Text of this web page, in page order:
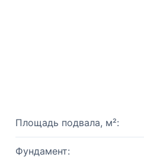
Площадь подвала, м²:
Фундамент: